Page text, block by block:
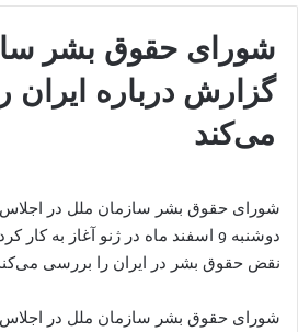
شوراى حقوق بشر
گزارش درباره ايران
مى‌کند
دوشنبه 9 اسفند ماه در ژنو آغاز به
نقض حقوق بشر در ايران را بررسى